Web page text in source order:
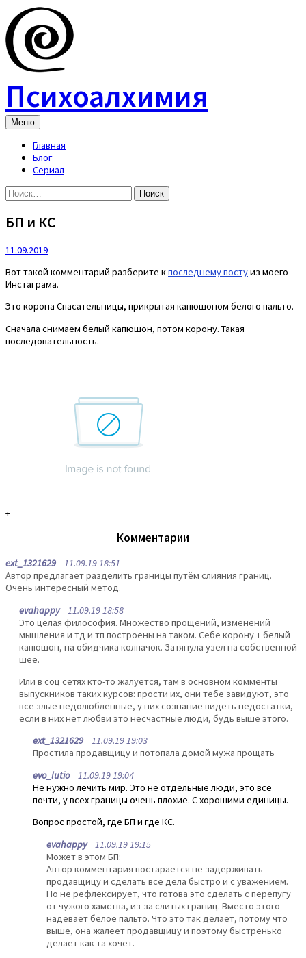
Skip
to
content
Психоалхимия
Меню
Главная
Блог
Сериал
Найти:
БП и КС
11.09.2019
Вот такой комментарий разберите кпоследнему постуиз моего
Инстаграма.
Это корона Спасательницы, прикрытая капюшоном белого пальто.
Сначала снимаем белый капюшон, потом корону. Такая
последовательность.
+
Комментарии
ext_1321629 11.09.19 18:51
Автор предлагает разделить границы путём слияния границ.
Очень интересный метод.
evahappy11.09.19 18:58
Это целая философия. Множество прощений, изменений
мышления и тд и тп построены на таком. Себе корону + белый
капюшон, на обидчика колпачок. Затянула узел на собственной
шее.
Или в соц сетях кто-то жалуется, там в основном комменты
выпускников таких курсов: прости их, они тебе завидуют, это
все злые недолюбленные, у них сознание видеть недостатки,
если в них нет любви это несчастные люди, будь выше этого.
ext_1321629 11.09.19 19:03
Простила продавщицу и потопала домой мужа прощать
evo_lutio11.09.19 19:04
Не нужно лечить мир. Это не отдельные люди, это все
почти, у всех границы очень плохие. С хорошими единицы.
Вопрос простой, где БП и где КС.
evahappy11.09.19 19:15
Может в этом БП:
Автор комментария постарается не задерживать
продавщицу и сделать все дела быстро и с уважением.
Но не рефлексирует, что готова это сделать с перепугу
от чужого хамства, из-за слитых границ. Вместо этого
надевает белое пальто. Что это так делает, потому что
выше, она жалеет продавщицу и поэтому быстренько
делает как та хочет.